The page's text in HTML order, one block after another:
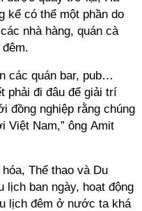
kể có thể một phần do
nhà hàng, quán cà
các quán bar, pub…
phải đi đâu để giải trí
đồng nghiệp rằng chúng
Việt Nam,” ông Amit
Thể thao và Du
lịch ban ngày, hoạt động
lịch đêm ở nước ta khá